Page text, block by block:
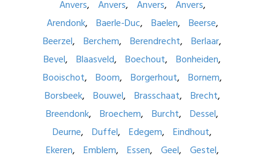
Anvers Anvers Anvers
Anvers
Arendonk
Baerle-Duc Baelen
Beerse
Beerzel
Berchem Berendrecht
Berlaar
Bevel
Blaasveld Boechout
Bonheiden
Booischot
Boom Borgerhout
Bornem
Borsbeek
Bouwel Brasschaat
Brecht
Breendonk
Broechem Burcht
Dessel
Deurne
Duffel Edegem
Eindhout
Ekeren
Emblem Essen Geel
Gestel